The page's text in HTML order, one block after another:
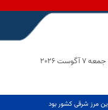
7 آگوست 2026
مرز شرقی کشور بود